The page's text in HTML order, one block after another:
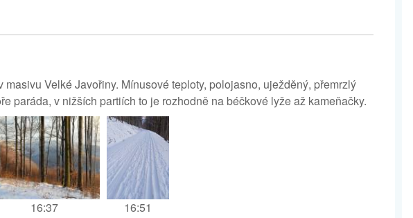
Velké Javořiny. Mínusové teploty, polojasno, uježděný, přemrzlý
paráda, v nižších partiích to je rozhodně na béčkové lyže až kameňačky.
16:37 16:51